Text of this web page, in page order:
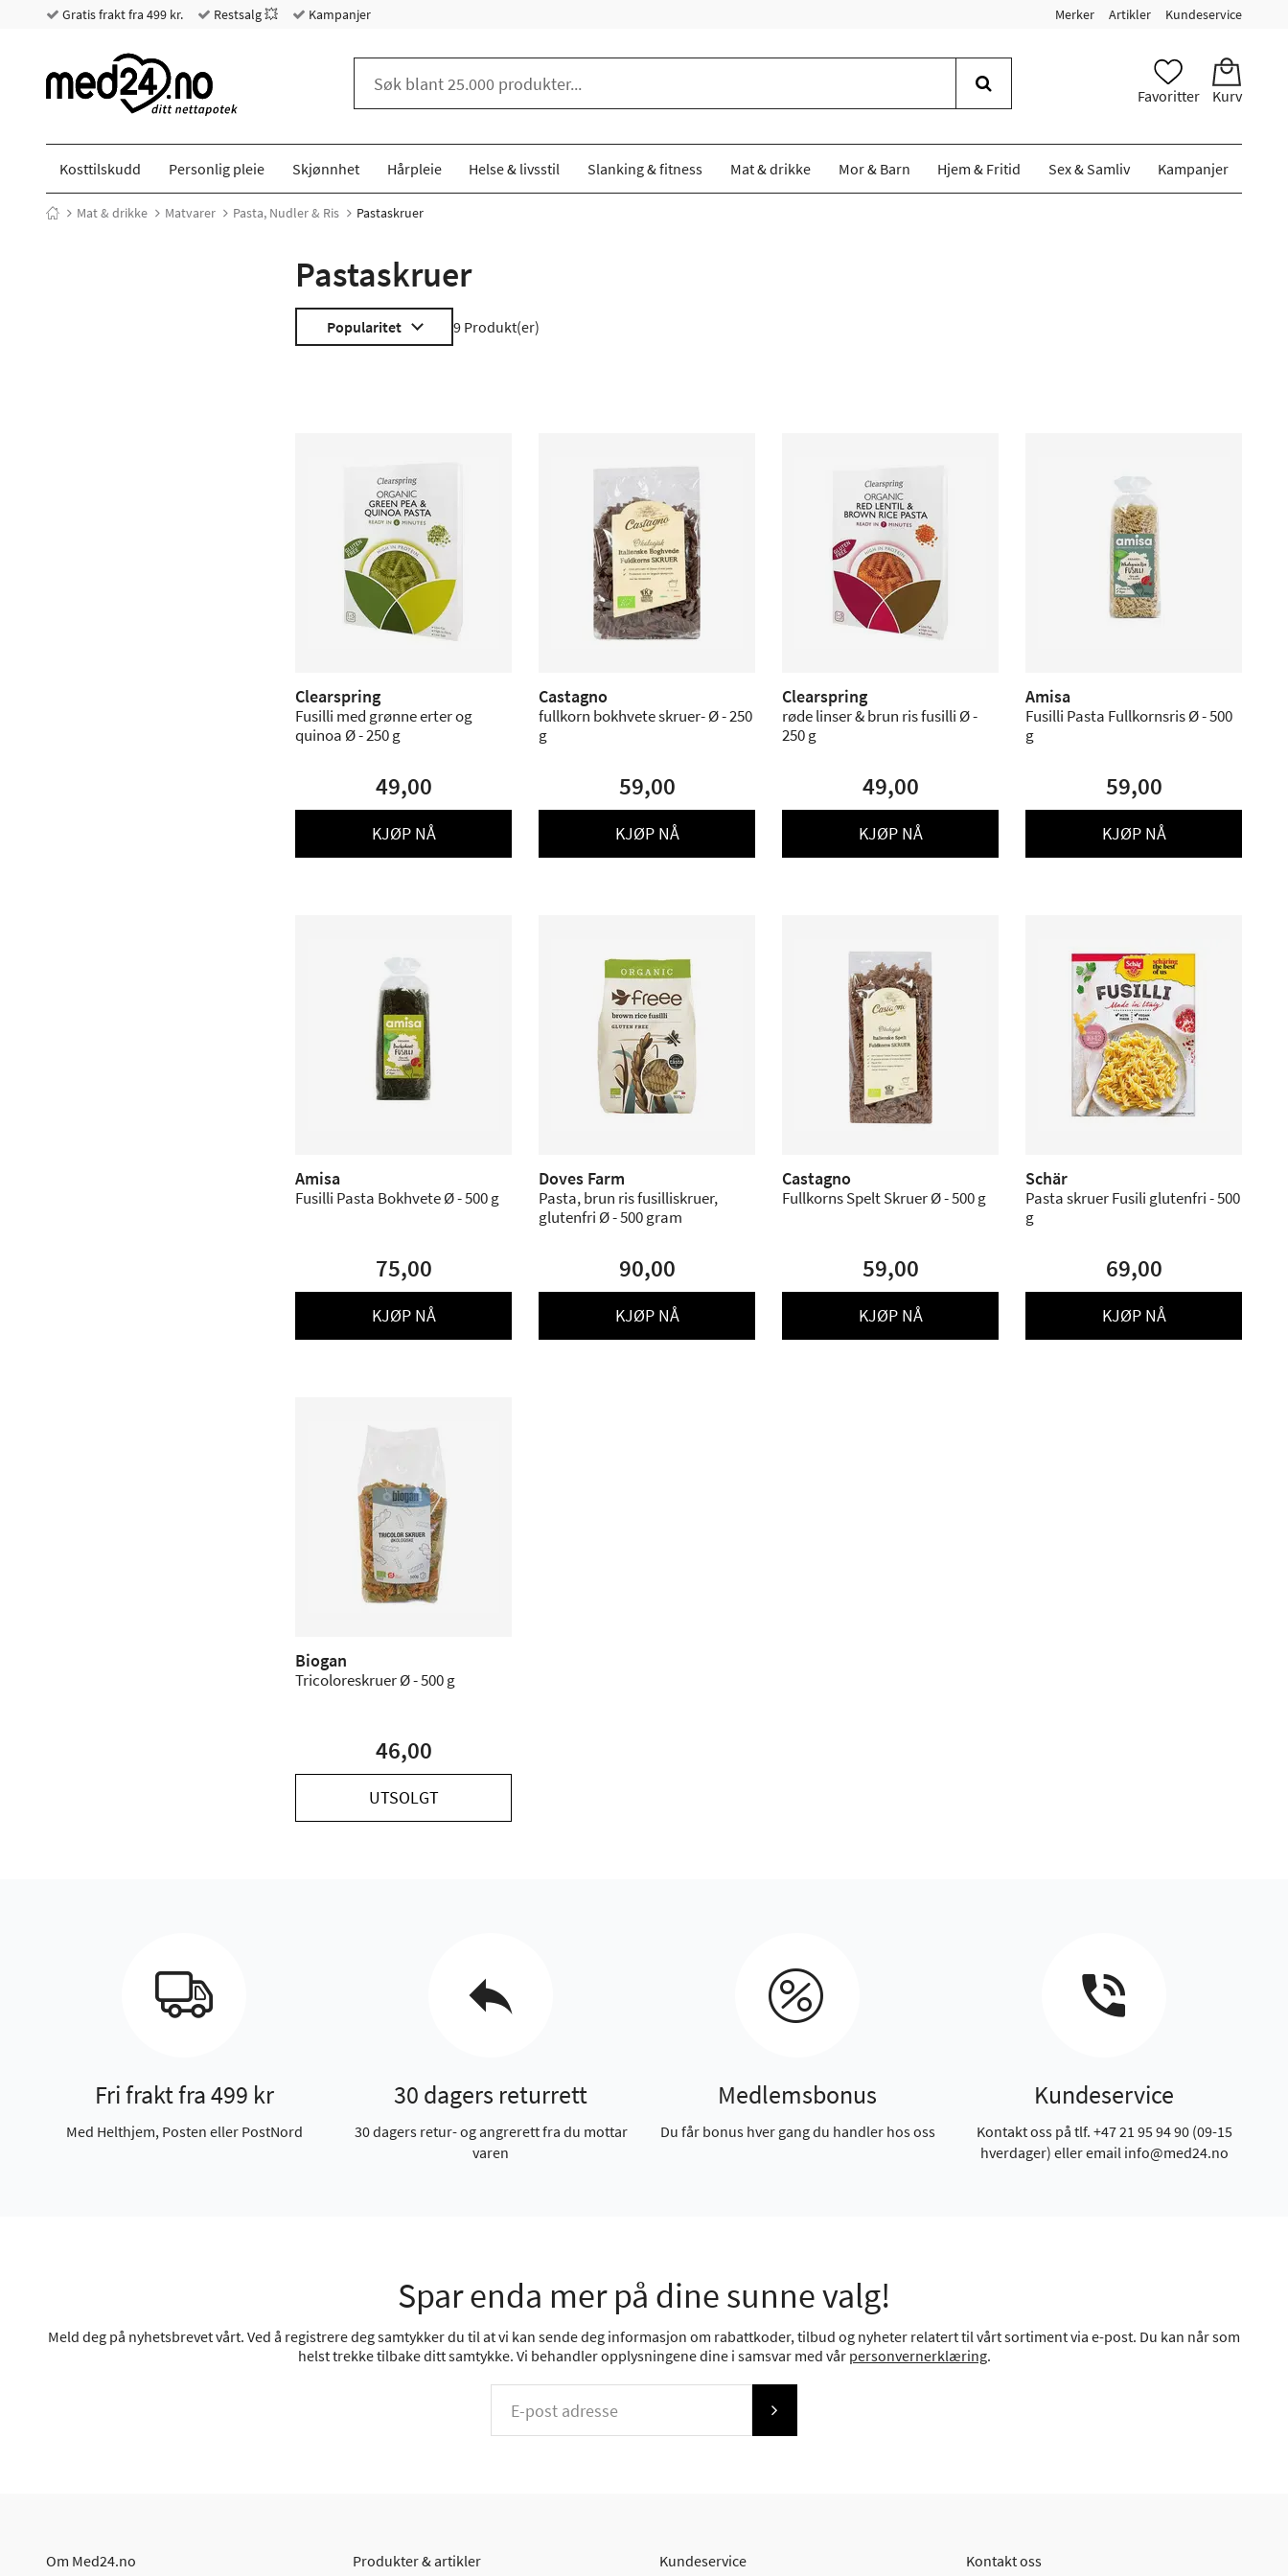
Gratis frakt fra 499 kr. Restsalg 💥 Kampanjer Merker Artikler Kundeservice
Favoritter Kurv
Kosttilskudd Personlig pleie Skjønnhet Hårpleie Helse & livsstil Slanking & fitness Mat & drikke Mor & Barn Hjem & Fritid Sex & Samliv Kampanjer
Mat & drikke Matvarer Pasta, Nudler & Ris Pastaskruer
Pastaskruer
Popularitet 9 Produkt(er)
Clearspring
Fusilli med grønne erter og
quinoa Ø - 250 g
49,00
KJØP NÅ
Castagno
fullkorn bokhvete skruer- Ø - 250
g
59,00
KJØP NÅ
Clearspring
røde linser & brun ris fusilli Ø -
250 g
49,00
KJØP NÅ
Amisa
Fusilli Pasta Fullkornsris Ø - 500
g
59,00
KJØP NÅ
Amisa
Fusilli Pasta Bokhvete Ø - 500 g
75,00
KJØP NÅ
Doves Farm
Pasta, brun ris fusilliskruer,
glutenfri Ø - 500 gram
90,00
KJØP NÅ
Castagno
Fullkorns Spelt Skruer Ø - 500 g
59,00
KJØP NÅ
Schär
Pasta skruer Fusili glutenfri - 500
g
69,00
KJØP NÅ
Biogan
Tricoloreskruer Ø - 500 g
46,00
UTSOLGT
Fri frakt fra 499 kr
Med Helthjem, Posten eller PostNord
30 dagers returrett
30 dagers retur- og angrerett fra du mottar
varen
Medlemsbonus
Du får bonus hver gang du handler hos oss
Kundeservice
Kontakt oss på tlf. +47 21 95 94 90 (09-15
hverdager) eller email info@med24.no
Spar enda mer på dine sunne valg!
Meld deg på nyhetsbrevet vårt. Ved å registrere deg samtykker du til at vi kan sende deg informasjon om rabattkoder, tilbud og nyheter relatert til vårt sortiment via e-post. Du kan når som
helst trekke tilbake ditt samtykke. Vi behandler opplysningene dine i samsvar med vår personvernerklæring.
Om Med24.no
Produkter & artikler
Kundeservice
Kontakt oss